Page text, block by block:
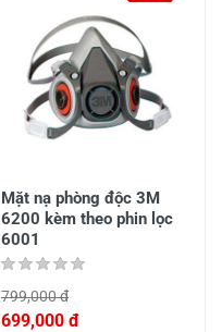
Mặt nạ phòng độc 3M
6200 kèm theo phin lọc
6001
799,000 đ
699,000 đ